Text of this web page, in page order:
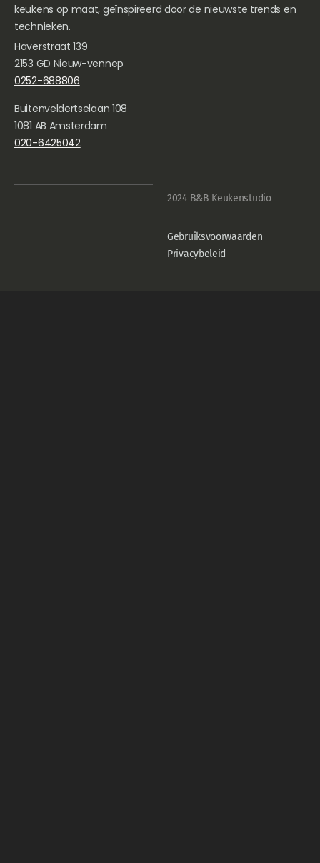
keukens op maat, geïnspireerd door de nieuwste trends en
technieken.
Haverstraat 139
2153 GD Nieuw-vennep
0252-688806
Buitenveldertselaan 108
1081 AB Amsterdam
020-6425042
Gebruiksvoorwaarden
Privacybeleid
2024 B&B Keukenstudio